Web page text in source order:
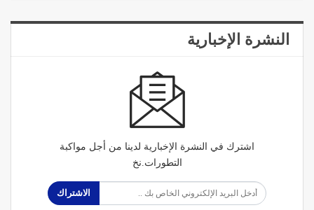
النشرة الإخبارية
اشترك في النشرة الإخبارية لدينا من أجل مواكبة
التطورات.نخ
الاشتراك